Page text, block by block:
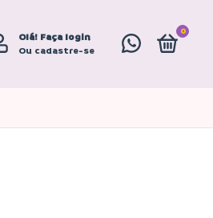
Olá! Faça login
Ou cadastre-se
0